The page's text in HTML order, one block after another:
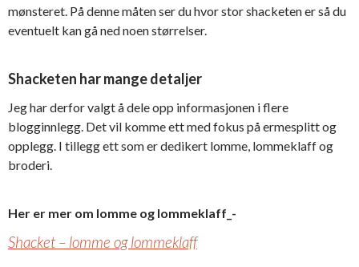
mønsteret. På denne måten ser du hvor stor shacketen er så du
eventuelt kan gå ned noen størrelser.
Shacketen har mange detaljer
Jeg har derfor valgt å dele opp informasjonen i flere
blogginnlegg. Det vil komme ett med fokus på ermesplitt og
opplegg. I tillegg ett som er dedikert lomme, lommeklaff og
broderi.
Her er mer om lomme og lommeklaff_-
Shacket – lomme og lommeklaff